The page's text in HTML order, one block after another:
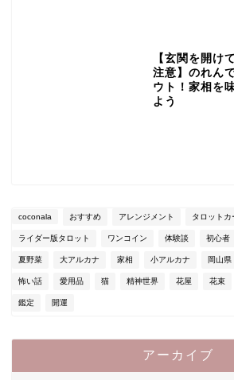
【玄関を開け
注意】のれん
ウト！家相を
よう
coconala おすすめ アレンジメント タロットカ
ライダー版タロット ワンコイン 体験談 初心者
夏野菜 大アルカナ 家相 小アルカナ 岡山県
怖い話 愛用品 猫 精神世界 花屋 花束
鑑定 開運
アーカイブ